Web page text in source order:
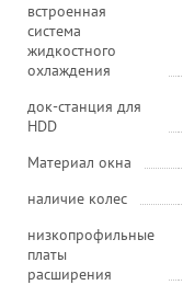
встроенная
система
жидкостного
охлаждения
док-станция для
HDD
Материал окна
наличие колес
низкопрофильные
платы
расширения